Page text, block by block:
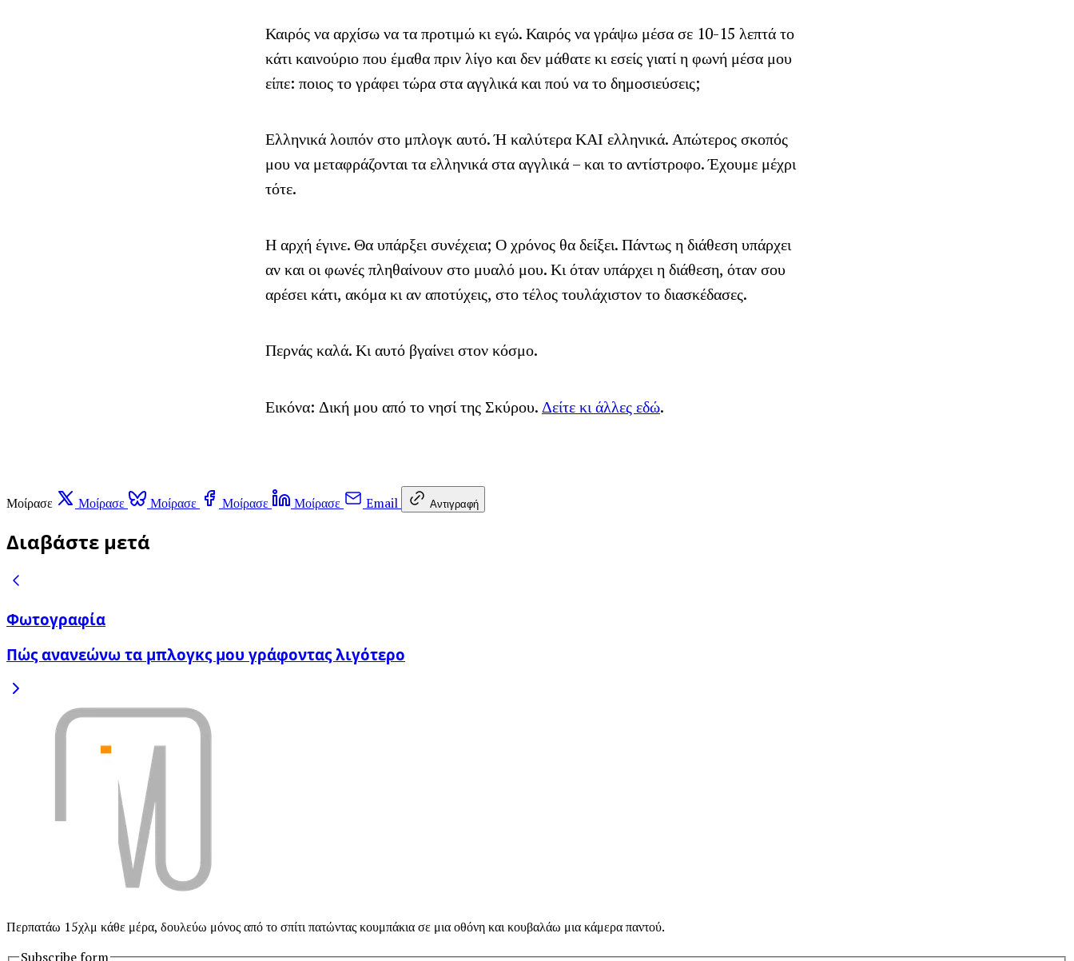
Καιρός να αρχίσω να τα προτιμώ κι εγώ. Καιρός να γράψω μέσα σε 10-15 λεπτά το
κάτι καινούριο που έμαθα πριν λίγο και δεν μάθατε κι εσείς γιατί η φωνή μέσα μου
είπε: ποιος το γράφει τώρα στα αγγλικά και πού να το δημοσιεύσεις;
Ελληνικά λοιπόν στο μπλογκ αυτό. Ή καλύτερα ΚΑΙ ελληνικά. Απώτερος σκοπός
μου να μεταφράζονται τα ελληνικά στα αγγλικά – και το αντίστροφο. Έχουμε μέχρι
τότε.
Η αρχή έγινε. Θα υπάρξει συνέχεια; Ο χρόνος θα δείξει. Πάντως η διάθεση υπάρχει
αν και οι φωνές πληθαίνουν στο μυαλό μου. Κι όταν υπάρχει η διάθεση, όταν σου
αρέσει κάτι, ακόμα κι αν αποτύχεις, στο τέλος τουλάχιστον το διασκέδασες.
Περνάς καλά. Κι αυτό βγαίνει στον κόσμο.
Εικόνα: Δική μου από το νησί της Σκύρου.Δείτε κι άλλες εδώ.
Μοίρασε Μοίρασε Μοίρασε Μοίρασε Μοίρασε Email Αντιγραφή
Διαβάστε μετά
Φωτογραφία
Πώς ανανεώνω τα μπλογκς μου γράφοντας λιγότερο
Περπατάω 15χλμ κάθε μέρα, δουλεύω μόνος από το σπίτι πατώντας κουμπάκια σε μια οθόνη και κουβαλάω μια κάμερα παντού.
Subscribe form